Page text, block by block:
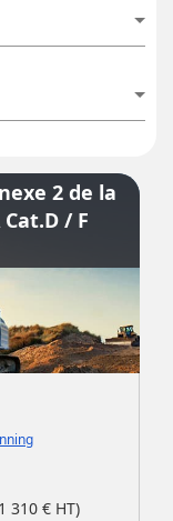
2 de la
/ F
1 310 € HT)